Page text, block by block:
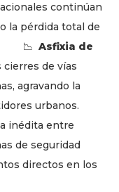
continúan
la pérdida total de
📉 Asfixia de
cierres de vías
agravando la
urbanos.
inédita entre
de seguridad
directos en los